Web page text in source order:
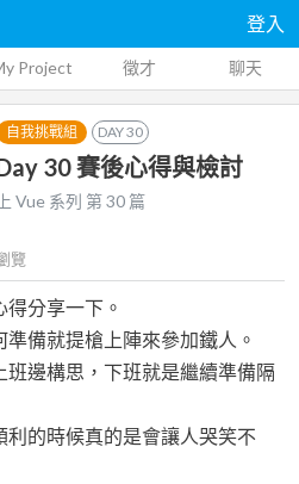
登入
Project 徵才 聊天
自我挑戰組 DAY30
30 賽後心得與檢討
Vue 系列 第30 篇
覽
分享一下。
備就提槍上陣來參加鐵人。
邊構思，下班就是繼續準備隔
的時候真的是會讓人哭笑不